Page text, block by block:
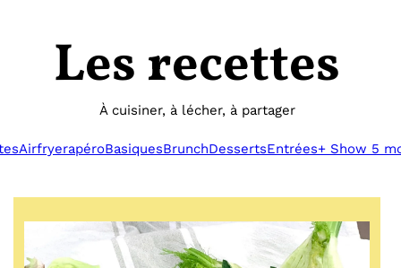
Les recettes
À cuisiner, à lécher, à partager
AirfryerapéroBasiquesBrunchDessertsEntrées+ Show 5